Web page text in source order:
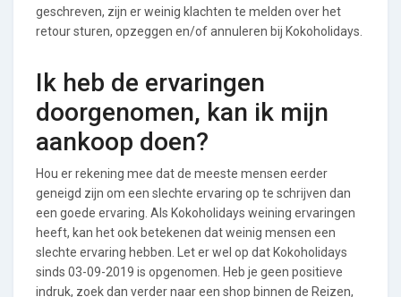
geschreven, zijn er weinig klachten te melden over het
retour sturen, opzeggen en/of annuleren bij Kokoholidays.
Ik heb de ervaringen
doorgenomen, kan ik mijn
aankoop doen?
Hou er rekening mee dat de meeste mensen eerder
geneigd zijn om een slechte ervaring op te schrijven dan
een goede ervaring. Als Kokoholidays weining ervaringen
heeft, kan het ook betekenen dat weinig mensen een
slechte ervaring hebben. Let er wel op dat Kokoholidays
sinds 03-09-2019 is opgenomen. Heb je geen positieve
indruk, zoek dan verder naar een shop binnen de Reizen,